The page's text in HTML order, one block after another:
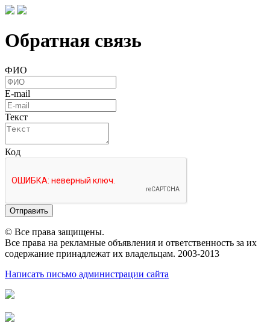
Обратная связь
ФИО
E-mail
Текст
Код
Отправить
© Все права защищены.
Все права на рекламные объявления и ответственность за их
содержание принадлежат их владельцам. 2003-2013
Написать письмо администрации сайта